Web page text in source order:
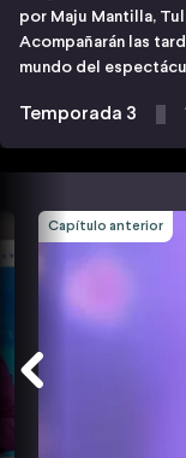
por Maju Mantilla,
Acompañarán las
mundo del
Temporada 3
Capítulo anterior